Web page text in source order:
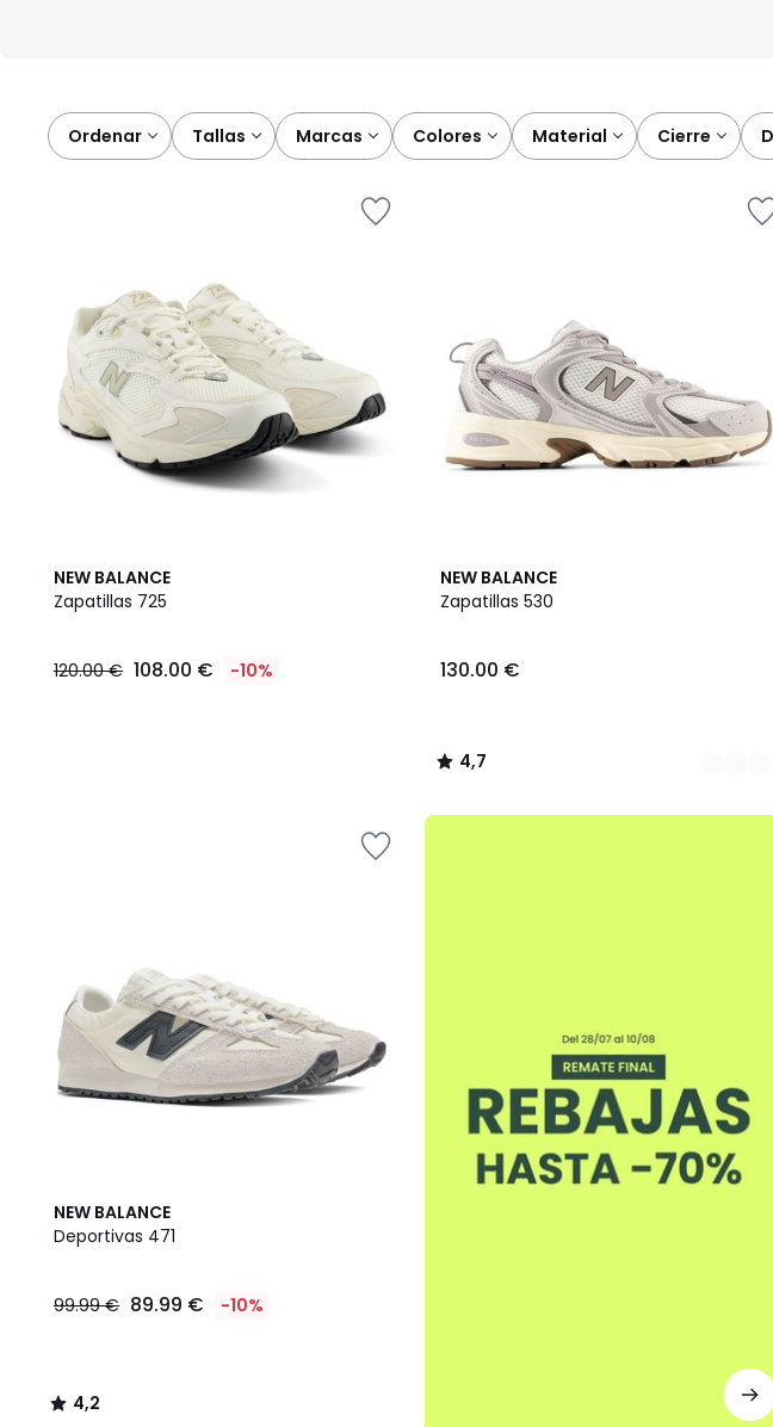
Ordenar tallas marcas colores material cierre
NEW BALANCE
Zapatillas 725
€
120.00 € 108.00 € -10%
NEW BALANCE
Zapatillas 530
130.00 €
4,7
/ 5
3
Colores
4,7
/
NEW BALANCE
Deportivas 471
99.99 € 89.99 € -10%
4,2
/ 5
4,2
/
.